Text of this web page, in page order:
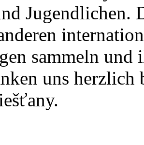
Jugendlichen.
sammeln und
uns herzlich